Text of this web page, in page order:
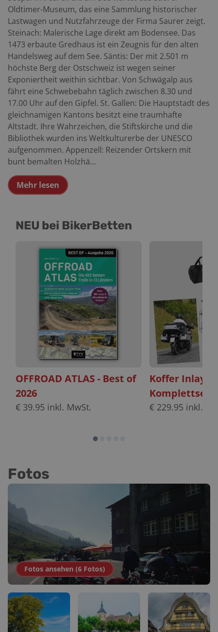
Oldtimer-Museum, das eine Sammlung historischer
Lastwagen und Nutzfahrzeuge der Firma Saurer zeigt.
Steinach: Malerische Lage direkt am Bodensee. Das
1473 erbaute Gredhaus ist ein Zeugnis für den alten
Handelsweg auf dem See. Säntis: Der mit 2.501 m
höchste Berg der Ostschweiz ist wegen seiner
Exponiertheit weithin sichtbar. Von Schwägalp aus
fährt eine Schwebebahn täglich zwischen 8.30 und
17.00 Uhr auf den Gipfel. St. Gallen: Die Hauptstadt des
gleichnamigen Kantons besitzt eine traumhafte
Altstadt. Ihre Wahrzeichen, die Stiftskirche und die
Bibliothek wurden ins Weltkulturerbe der UNESCO
aufgenommen. Appenzell: Reizender Ortskern mit
bunt bemalten Holzhä...
Mehr lesen
NEU bei BikerBetten
OFFROAD ATLAS - Best of
2026
€ 39.95 inkl. MwSt.
Koffer
Komplettset
€ 229.95 inkl.
Fotos
Fotos ansehen (6 Fotos)